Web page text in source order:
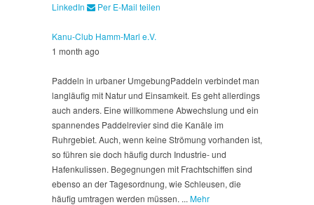
LinkedIn
Per E-Mail teilen
Kanu-Club Hamm-Marl e.V.
1 month ago
Paddeln in urbaner UmgebungPaddeln verbindet man
langläufig mit Natur und Einsamkeit. Es geht allerdings
auch anders. Eine willkommene Abwechslung und ein
spannendes Paddelrevier sind die Kanäle im
Ruhrgebiet. Auch, wenn keine Strömung vorhanden ist,
so führen sie doch häufig durch Industrie- und
Hafenkulissen. Begegnungen mit Frachtschiffen sind
ebenso an der Tagesordnung, wie Schleusen, die
häufig umtragen werden müssen. ... Mehr